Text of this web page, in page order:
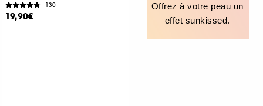
130
19,90€
Offrez à votre peau un
effet sunkissed.